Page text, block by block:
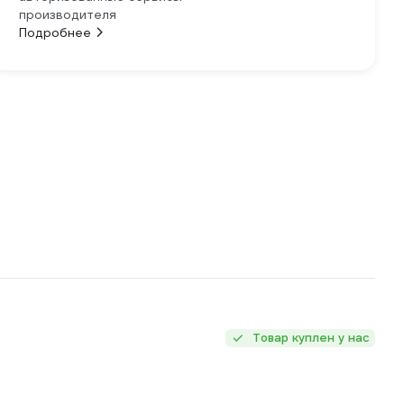
производителя
Подробнее
Товар куплен у нас